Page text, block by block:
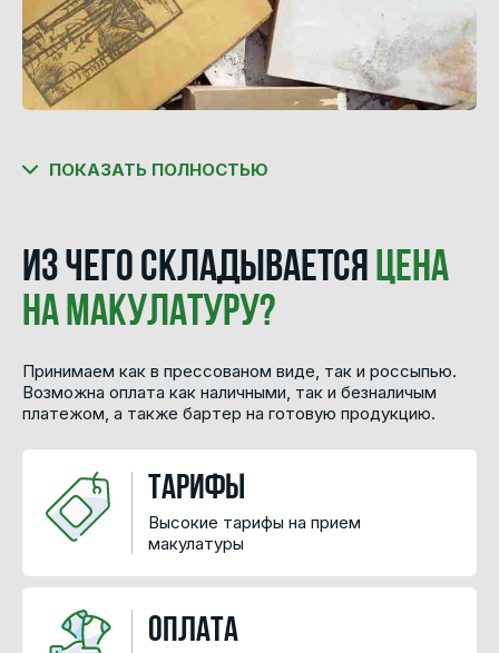
ПОКАЗАТЬ ПОЛНОСТЬЮ
Из чего складывается цена
на макулатуру?
Принимаем как в прессованом виде, так и россыпью.
Возможна оплата как наличными, так и безналичым
платежом, а также бартер на готовую продукцию.
Тарифы
Высокие тарифы на прием
макулатуры
Оплата